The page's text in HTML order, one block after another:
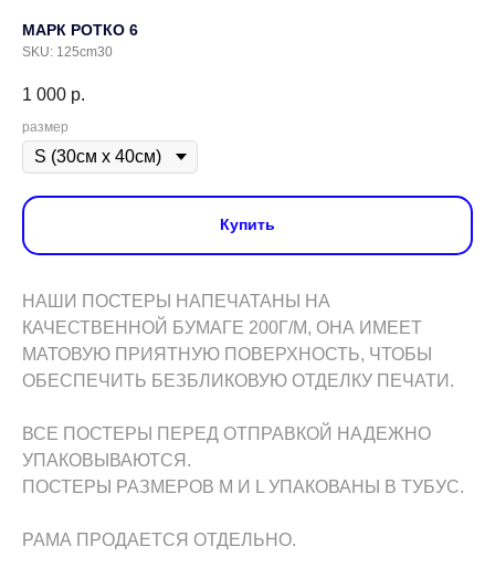
МАРК РОТКО 6
SKU: 125cm30
1 000 р.
размер
Купить
НАШИ ПОСТЕРЫ НАПЕЧАТАНЫ НА
КАЧЕСТВЕННОЙ БУМАГЕ 200Г/М, ОНА ИМЕЕТ
МАТОВУЮ ПРИЯТНУЮ ПОВЕРХНОСТЬ, ЧТОБЫ
ОБЕСПЕЧИТЬ БЕЗБЛИКОВУЮ ОТДЕЛКУ ПЕЧАТИ.
ВСЕ ПОСТЕРЫ ПЕРЕД ОТПРАВКОЙ НАДЕЖНО
УПАКОВЫВАЮТСЯ.
ПОСТЕРЫ РАЗМЕРОВ M И L УПАКОВАНЫ В ТУБУС.
РАМА ПРОДАЕТСЯ ОТДЕЛЬНО.